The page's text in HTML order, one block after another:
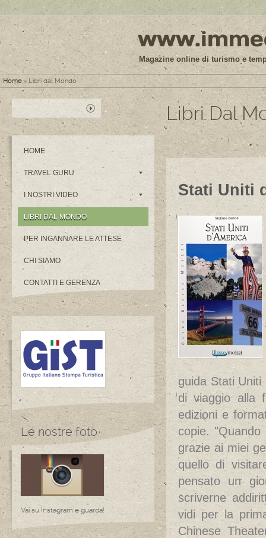
Magazine online di turismo e
Home» Libri dal Mondo
Libri Dal
Stati Uniti
guida Stati
di viaggio alla
edizioni e
copie.
grazie ai miei
quello di
pensato un
scriverne
vidi per la
Chinese
HOME
TRAVEL GURU
I NOSTRI VIDEO
LIBRI DAL MONDO
PER INGANNARE LE ATTESE
CHI SIAMO
CONTATTI E GERENZA
Le nostre foto
Vai su Instagram e guarda!